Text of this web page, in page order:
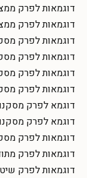
דוגמאות לפרק
דוגמאות לפרק
דוגמאות לפרק
דוגמאות לפרק
דוגמאות לפרק
דוגמאות לפרק
דוגמא לפרק
דוגמא לפרק
דוגמאות לפרק
דוגמאות לפרק
דוגמאות לפרק